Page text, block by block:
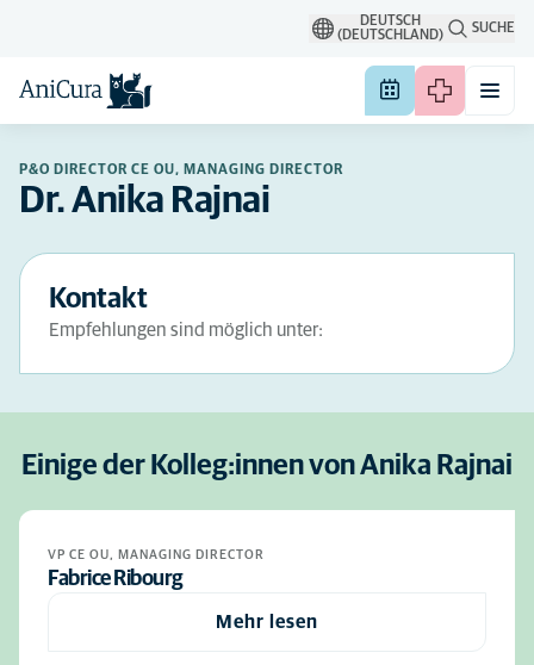
DEUTSCH
(DEUTSCHLAND)
SUCHE
P&O DIRECTOR CE OU, MANAGING DIRECTOR
Dr. Anika Rajnai
Kontakt
Empfehlungen sind möglich unter:
Einige der Kolleg:innen von Anika Rajnai
VP CE OU, MANAGING DIRECTOR
Fabrice Ribourg
Mehr lesen